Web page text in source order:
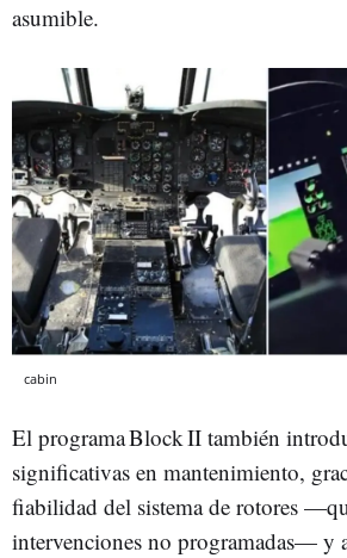
asumible.
cabin
El programa Block II también
significativas en mantenimiento,
fiabilidad del sistema de rotores
intervenciones no programadas— y